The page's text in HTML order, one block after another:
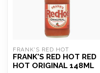
FRANK'S RED HOT
FRANK'S RED HOT RED
HOT ORIGINAL 148ML